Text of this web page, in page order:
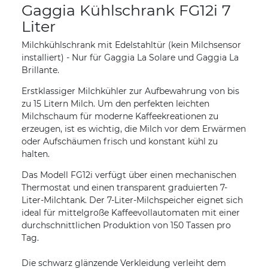
Gaggia Kühlschrank FG12i 7
Liter
Milchkühlschrank mit Edelstahltür (kein Milchsensor
installiert) - Nur für Gaggia La Solare und Gaggia La
Brillante.
Erstklassiger Milchkühler zur Aufbewahrung von bis
zu 15 Litern Milch. Um den perfekten leichten
Milchschaum für moderne Kaffeekreationen zu
erzeugen, ist es wichtig, die Milch vor dem Erwärmen
oder Aufschäumen frisch und konstant kühl zu
halten.
Das Modell FG12i verfügt über einen mechanischen
Thermostat und einen transparent graduierten 7-
Liter-Milchtank. Der 7-Liter-Milchspeicher eignet sich
ideal für mittelgroße Kaffeevollautomaten mit einer
durchschnittlichen Produktion von 150 Tassen pro
Tag.
Die schwarz glänzende Verkleidung verleiht dem